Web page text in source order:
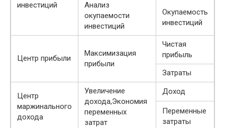
инвестиций
Анализ
окупаемости
инвестиций
Окупаемость
инвестиций
Центр прибыли
Максимизация
прибыли
Чистая
прибыль
Затраты
Центр
маржинального
дохода
Увеличение
дохода,Экономия
переменных
затрат
Доход
Переменные
затраты